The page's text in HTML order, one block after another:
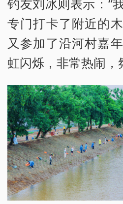
钓友刘冰则表示：“
专门打卡了附近的
又参加了沿河村嘉
虹闪烁，非常热闹，